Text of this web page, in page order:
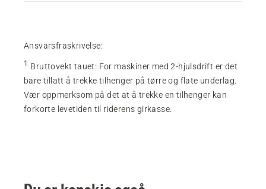
Ansvarsfraskrivelse:
1 Bruttovekt tauet: For maskiner med 2-hjulsdrift er det
bare tillatt å trekke tilhenger på tørre og flate underlag.
Vær oppmerksom på det at å trekke en tilhenger kan
forkorte levetiden til riderens girkasse.